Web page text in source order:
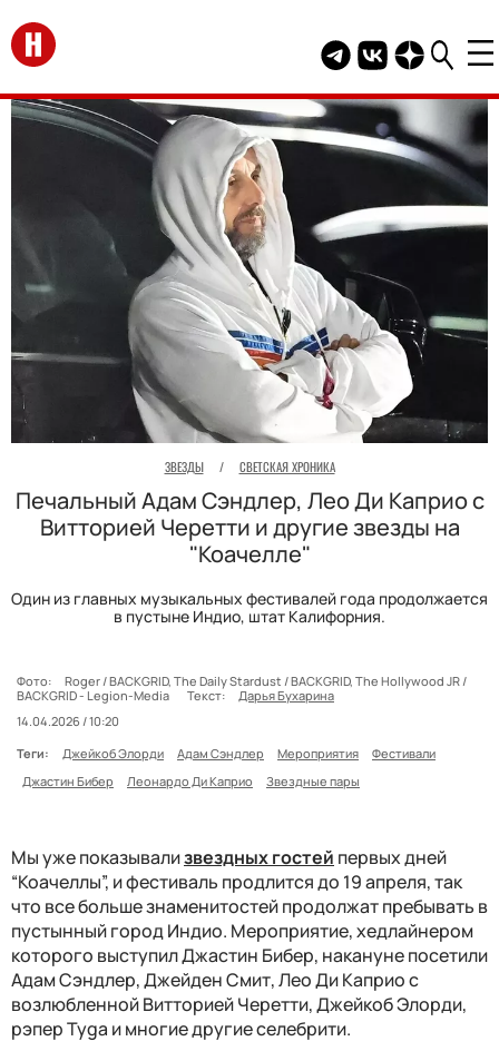
Перейти на главную
Telegram канал
Группа HELLO
Канал
ЗВЕЗДЫ / СВЕТСКАЯ ХРОНИКА
Печальный Адам Сэндлер, Лео Ди Каприо с
Витторией Черетти и другие звезды на
"Коачелле"
Один из главных музыкальных фестивалей года продолжается
в пустыне Индио, штат Калифорния.
Фото:
Roger / BACKGRID, The Daily Stardust / BACKGRID, The Hollywood JR /
BACKGRID - Legion-Media
Текст:
Дарья Бухарина
14.04.2026 / 10:20
Теги:
Джейкоб Элорди Адам Сэндлер Мероприятия
Фестивали
Джастин Бибер
Леонардо Ди Каприо Звездные пары
Мы уже показывализвездных гостей первых дней
“Коачеллы”, и фестиваль продлится до 19 апреля, так
что все больше знаменитостей продолжат пребывать в
пустынный город Индио. Мероприятие, хедлайнером
которого выступил Джастин Бибер, накануне посетили
Адам Сэндлер, Джейден Смит, Лео Ди Каприо с
возлюбленной Витторией Черетти, Джейкоб Элорди,
рэпер Tyga и многие другие селебрити.